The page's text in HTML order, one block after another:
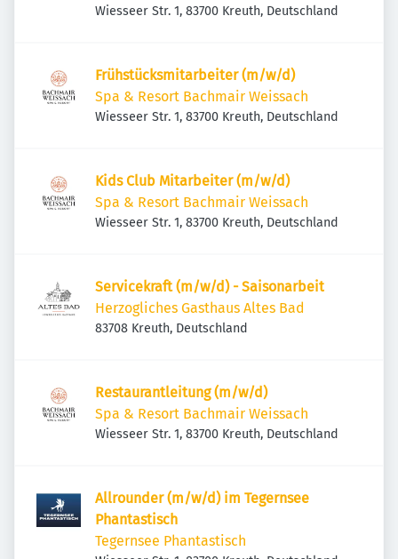
Wiesseer Str. 1, 83700 Kreuth, Deutschland
Frühstücksmitarbeiter (m/w/d)
Spa & Resort Bachmair Weissach
Wiesseer Str. 1, 83700 Kreuth, Deutschland
Kids Club Mitarbeiter (m/w/d)
Spa & Resort Bachmair Weissach
Wiesseer Str. 1, 83700 Kreuth, Deutschland
Servicekraft (m/w/d) - Saisonarbeit
Herzogliches Gasthaus Altes Bad
83708 Kreuth, Deutschland
Restaurantleitung (m/w/d)
Spa & Resort Bachmair Weissach
Wiesseer Str. 1, 83700 Kreuth, Deutschland
Allrounder (m/w/d) im Tegernsee
Phantastisch
Tegernsee Phantastisch